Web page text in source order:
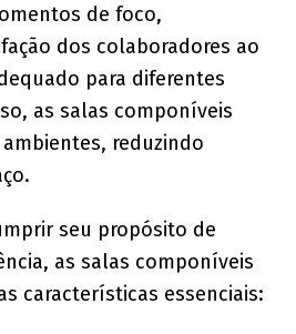
de foco,
dos colaboradores ao
para diferentes
as salas componíveis
reduzindo
seu propósito de
as salas componíveis
características essenciais: